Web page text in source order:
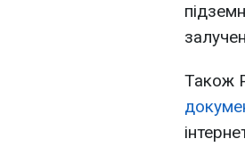
Також